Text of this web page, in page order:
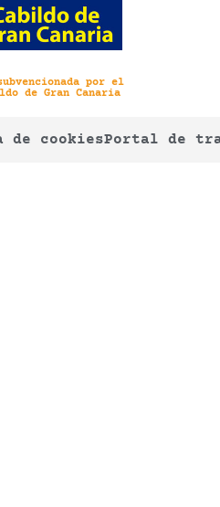
por el
de Gran Canaria
cookiesPortal de